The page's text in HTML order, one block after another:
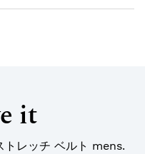
it
トレッチ ベルト mens.